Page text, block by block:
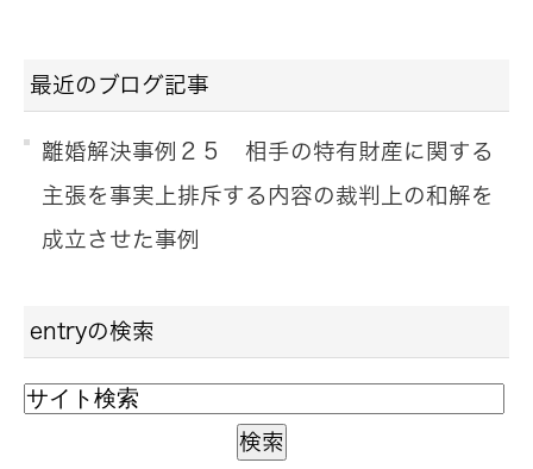
最近のブログ記事
離婚解決事例２５ 相手の特有財産に関する
主張を事実上排斥する内容の裁判上の和解を
成立させた事例
entryの検索